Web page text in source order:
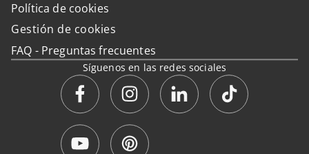
Política de cookies
Gestión de cookies
FAQ - Preguntas frecuentes
Síguenos en las redes sociales